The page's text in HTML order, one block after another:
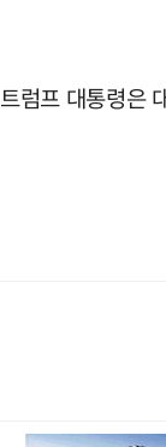
럼프 대통령은